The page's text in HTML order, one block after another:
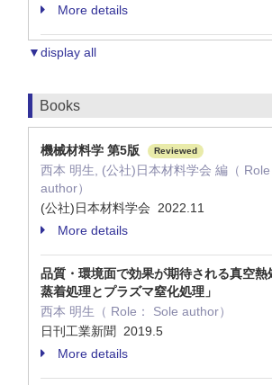
More details
▼display all
Books
機械材料学 第5版 Reviewed
西本 明生, (公社)日本材料学会 編（
author）
(公社)日本材料学会 2022.11
More details
品質・環境面で効果が期待される真空熱
蒸着処理とプラズマ窒化処理」
西本 明生（ Role： Sole author）
日刊工業新聞 2019.5
More details